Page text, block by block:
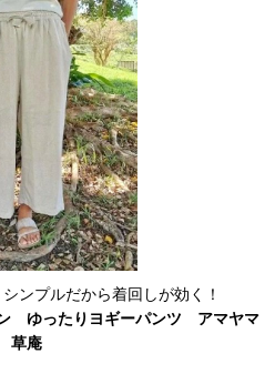
ンプルだから着回しが効く！
ゆったりヨギーパンツ アマヤマ
草庵